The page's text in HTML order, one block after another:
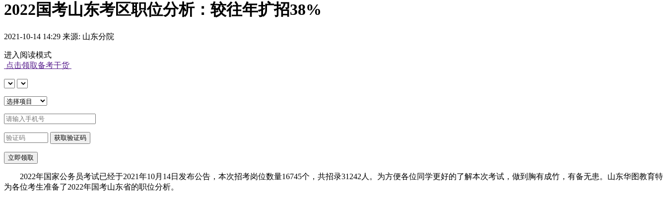
2022国考山东考区职位分析：较往年扩招38%
2021-10-14 14:29 来源: 山东分院
进入阅读模式
点击领取备考干货
2022年国家公务员考试已经于2021年10月14日发布公告，本次招考岗位数量16745个，共招录31242人。为方便各位同学更好的了解本次考试，做到胸有成竹，有备无患。山东华图教育特
为各位考生准备了2022年国考山东省的职位分析。